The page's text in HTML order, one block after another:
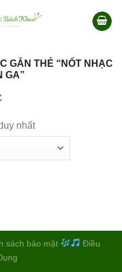
GẮN THẺ “NỐT NHẠC
GA”
nhất
sách bảo mật
Điều